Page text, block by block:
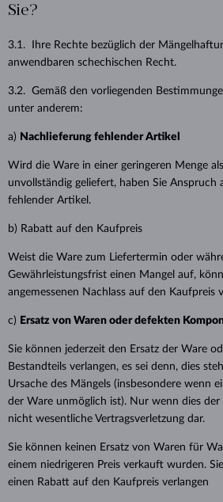
Sie?
3.1. Ihre Rechte bezüglich der
anwendbaren schechischen Recht.
3.2. Gemäß den vorliegenden
unter anderem:
a) Nachlieferung fehlender Artikel
Wird die Ware in einer geringeren Menge
unvollständig geliefert, haben Sie Anspruch
fehlender Artikel.
b) Rabatt auf den Kaufpreis
Weist die Ware zum Liefertermin oder
Gewährleistungsfrist einen Mangel auf,
angemessenen Nachlass auf den Kaufpreis
c) Ersatz von Waren oder defekten
Sie können jederzeit den Ersatz der Ware
Bestandteils verlangen, es sei denn, dies
Ursache des Mängels (insbesondere wenn
der Ware unmöglich ist). Nur wenn dies der
nicht wesentliche Vertragsverletzung dar.
Sie können keinen Ersatz von Waren für
einem niedrigeren Preis verkauft wurden.
einen Rabatt auf den Kaufpreis verlangen